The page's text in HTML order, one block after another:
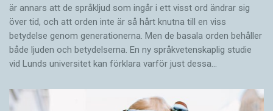
är annars att de språkljud som ingår i ett visst ord ändrar sig
över tid, och att orden inte är så hårt knutna till en viss
betydelse genom generationerna. Men de basala orden behåller
både ljuden och betydelserna. En ny språkvetenskaplig studie
vid Lunds universitet kan förklara varför just dessa…